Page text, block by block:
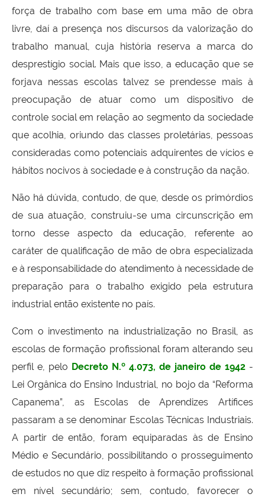
força de trabalho com base em uma mão de obra
livre, daí a presença nos discursos da valorização do
trabalho manual, cuja história reserva a marca do
desprestígio social. Mais que isso, a educação que se
forjava nessas escolas talvez se prendesse mais à
preocupação de atuar como um dispositivo de
controle social em relação ao segmento da sociedade
que acolhia, oriundo das classes proletárias, pessoas
consideradas como potenciais adquirentes de vícios e
hábitos nocivos à sociedade e à construção da nação.
Não há dúvida, contudo, de que, desde os primórdios
de sua atuação, construiu-se uma circunscrição em
torno desse aspecto da educação, referente ao
caráter de qualificação de mão de obra especializada
e à responsabilidade do atendimento à necessidade de
preparação para o trabalho exigido pela estrutura
industrial então existente no país.
Com o investimento na industrialização no Brasil, as
escolas de formação profissional foram alterando seu
perfil e, pelo Decreto N.º 4.073, de janeiro de 1942 -
Lei Orgânica do Ensino Industrial, no bojo da “Reforma
Capanema”, as Escolas de Aprendizes Artífices
passaram a se denominar Escolas Técnicas Industriais.
A partir de então, foram equiparadas às de Ensino
Médio e Secundário, possibilitando o prosseguimento
de estudos no que diz respeito à formação profissional
em nível secundário; sem, contudo, favorecer o